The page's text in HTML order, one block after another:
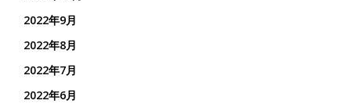
2022年9月
2022年8月
2022年7月
2022年6月